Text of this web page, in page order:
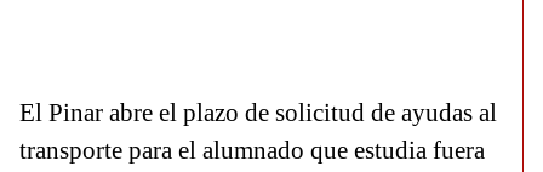
El Pinar abre el plazo de solicitud de ayudas al
transporte para el alumnado que estudia fuera